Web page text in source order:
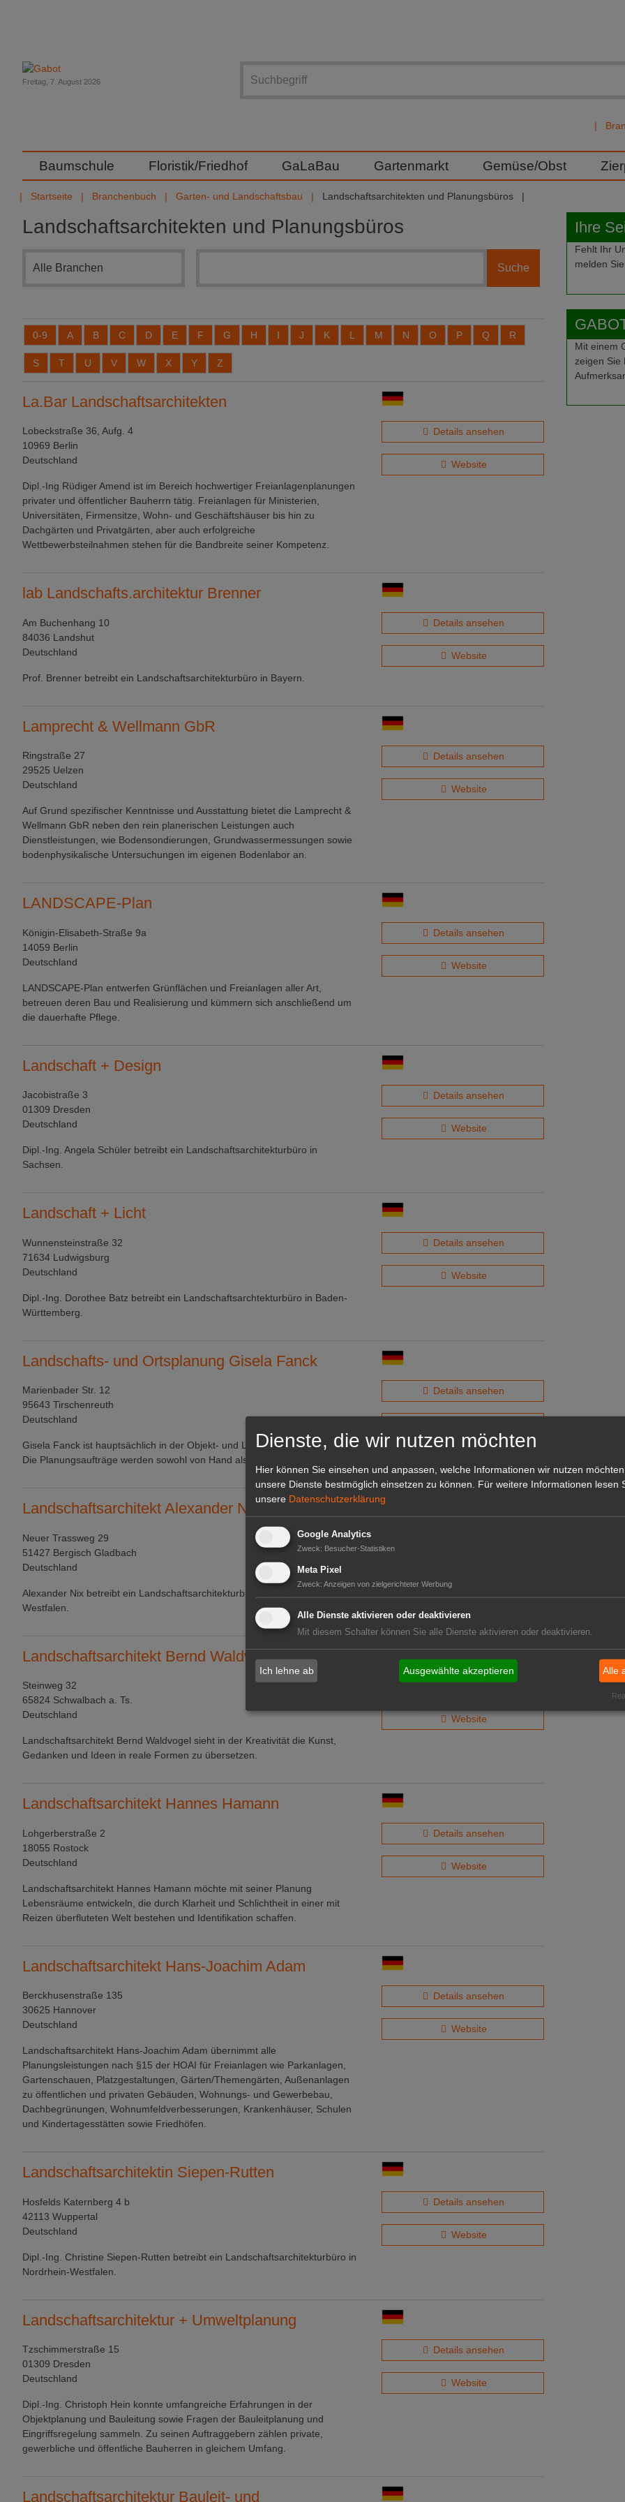
Freitag, 7. August 2026
Baumschule Floristik/Friedhof GaLaBau Gartenmarkt Gemüse/Obst
Startseite Branchenbuch Garten- und Landschaftsbau Landschaftsarchitekten und Planungsbüros
Landschaftsarchitekten und Planungsbüros
0-9 A B C D E F G H I J K L M N O P Q R
S T U V W X Y Z
La.Bar Landschaftsarchitekten
Lobeckstraße 36, Aufg. 4
10969 Berlin
Deutschland
Dipl.-Ing Rüdiger Amend ist im Bereich hochwertiger Freianlagenplanungen
privater und öffentlicher Bauherrn tätig. Freianlagen für Ministerien,
Universitäten, Firmensitze, Wohn- und Geschäftshäuser bis hin zu
Dachgärten und Privatgärten, aber auch erfolgreiche
Wettbewerbsteilnahmen stehen für die Bandbreite seiner Kompetenz.
Details ansehen
Website
lab Landschafts.architektur Brenner
Am Buchenhang 10
84036 Landshut
Deutschland
Prof. Brenner betreibt ein Landschaftsarchitekturbüro in Bayern.
Details ansehen
Website
Lamprecht & Wellmann GbR
Ringstraße 27
29525 Uelzen
Deutschland
Auf Grund spezifischer Kenntnisse und Ausstattung bietet die Lamprecht &
Wellmann GbR neben den rein planerischen Leistungen auch
Dienstleistungen, wie Bodensondierungen, Grundwassermessungen sowie
bodenphysikalische Untersuchungen im eigenen Bodenlabor an.
Details ansehen
Website
LANDSCAPE-Plan
Königin-Elisabeth-Straße 9a
14059 Berlin
Deutschland
LANDSCAPE-Plan entwerfen Grünflächen und Freianlagen aller Art,
betreuen deren Bau und Realisierung und kümmern sich anschließend um
die dauerhafte Pflege.
Details ansehen
Website
Landschaft + Design
Jacobistraße 3
01309 Dresden
Deutschland
Dipl.-Ing. Angela Schüler betreibt ein Landschaftsarchitekturbüro in
Sachsen.
Details ansehen
Website
Landschaft + Licht
Wunnensteinstraße 32
71634 Ludwigsburg
Deutschland
Dipl.-Ing. Dorothee Batz betreibt ein Landschaftsarchtekturbüro in Baden-
Württemberg.
Details ansehen
Website
Landschafts- und Ortsplanung Gisela Fanck
Marienbader Str. 12
95643 Tirschenreuth
Deutschland
Gisela Fanck ist hauptsächlich in der Objekt- und Landschaftsplanung tätig.
Die Planungsaufträge werden sowohl von Hand als auch digital bearbeitet.
Details ansehen
Landschaftsarchitekt Alexander Nix
Neuer Trassweg 29
51427 Bergisch Gladbach
Deutschland
Alexander Nix betreibt ein Landschaftsarchitekturbüro in Nordrhein-
Westfalen.
Landschaftsarchitekt Bernd Waldvogel
Steinweg 32
65824 Schwalbach a. Ts.
Deutschland
Landschaftsarchitekt Bernd Waldvogel sieht in der Kreativität die Kunst,
Gedanken und Ideen in reale Formen zu übersetzen.
Details ansehen
Website
Landschaftsarchitekt Hannes Hamann
Lohgerberstraße 2
18055 Rostock
Deutschland
Landschaftsarchitekt Hannes Hamann möchte mit seiner Planung
Lebensräume entwickeln, die durch Klarheit und Schlichtheit in einer mit
Reizen überfluteten Welt bestehen und Identifikation schaffen.
Details ansehen
Website
Landschaftsarchitekt Hans-Joachim Adam
Berckhusenstraße 135
30625 Hannover
Deutschland
Landschaftsarchitekt Hans-Joachim Adam übernimmt alle
Planungsleistungen nach §15 der HOAI für Freianlagen wie Parkanlagen,
Gartenschauen, Platzgestaltungen, Gärten/Themengärten, Außenanlagen
zu öffentlichen und privaten Gebäuden, Wohnungs- und Gewerbebau,
Dachbegrünungen, Wohnumfeldverbesserungen, Krankenhäuser, Schulen
und Kindertagesstätten sowie Friedhöfen.
Details ansehen
Website
Landschaftsarchitektin Siepen-Rutten
Hosfelds Katernberg 4 b
42113 Wuppertal
Deutschland
Dipl.-Ing. Christine Siepen-Rutten betreibt ein Landschaftsarchitekturbüro in
Nordrhein-Westfalen.
Details ansehen
Website
Landschaftsarchitektur + Umweltplanung
Tzschimmerstraße 15
01309 Dresden
Deutschland
Dipl.-Ing. Christoph Hein konnte umfangreiche Erfahrungen in der
Objektplanung und Bauleitung sowie Fragen der Bauleitplanung und
Eingriffsregelung sammeln. Zu seinen Auftraggebern zählen private,
gewerbliche und öffentliche Bauherren in gleichem Umfang.
Details ansehen
Website
Landschaftsarchitektur Bauleit- und
Ihre
Fehlt Ihr
melden
Mit einem
zeigen Sie
Dienste, die wir nutzen möchten
Hier können Sie einsehen und anpassen, welche Informationen wir nutzen
unsere Dienste bestmöglich einsetzen zu können.
Für weitere Informationen lesen
unsere Datenschutzerklärung
Google Analytics
Zweck: Besucher-Statistiken
Meta Pixel
Zweck: Anzeigen von zielgerichteter Werbung
Alle Dienste aktivieren oder deaktivieren
Mit diesem Schalter können Sie alle Dienste aktivieren oder deaktivieren.
Ich lehne ab Ausgewählte akzeptieren Alle